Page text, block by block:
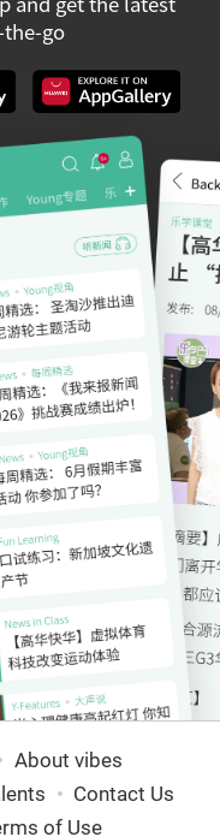
the-go
About vibes
Contact Us
of Use